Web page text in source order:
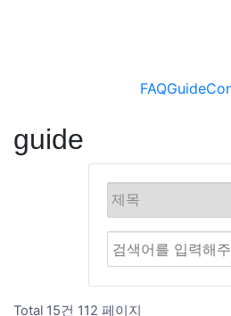
FAQGuide
guide
Total 15건 112 페이지